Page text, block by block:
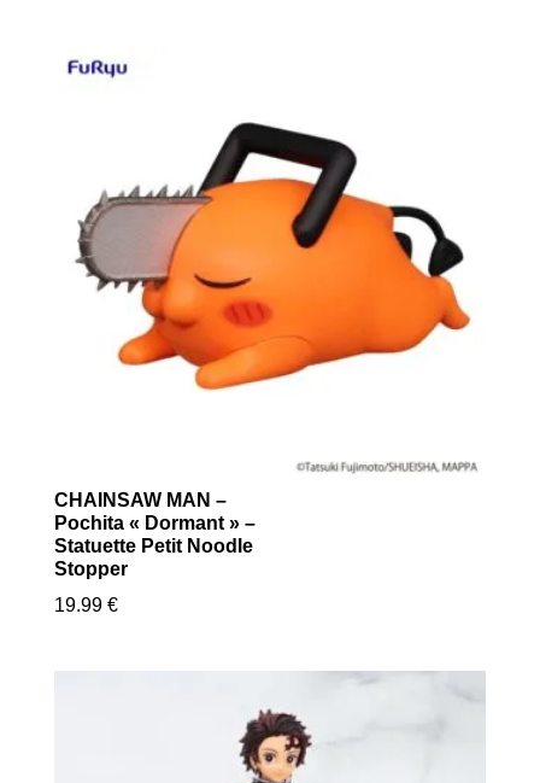
CHAINSAW MAN –
Pochita « Dormant » –
Statuette Petit Noodle
Stopper
19.99 €